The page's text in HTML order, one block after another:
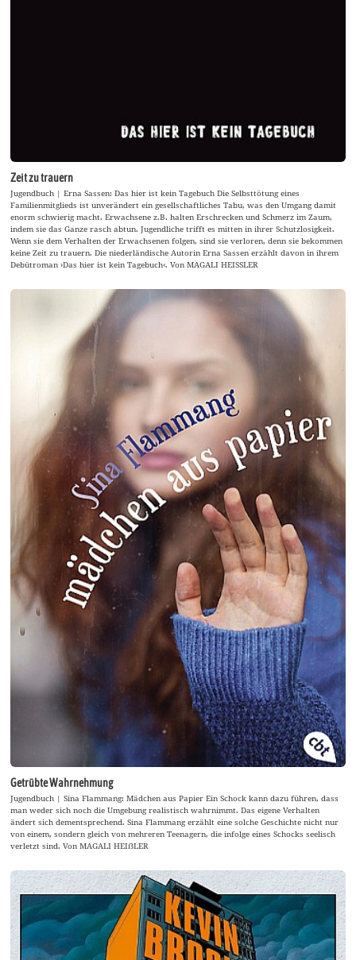
Zeit zu trauern
Jugendbuch | Erna Sassen: Das hier ist kein Tagebuch Die Selbsttötung eines
Familienmitglieds ist unverändert ein gesellschaftliches Tabu, was den Umgang damit
enorm schwierig macht. Erwachsene z.B. halten Erschrecken und Schmerz im Zaum,
indem sie das Ganze rasch abtun. Jugendliche trifft es mitten in ihrer Schutzlosigkeit.
Wenn sie dem Verhalten der Erwachsenen folgen, sind sie verloren, denn sie bekommen
keine Zeit zu trauern. Die niederländische Autorin Erna Sassen erzählt davon in ihrem
Debütroman ›Das hier ist kein Tagebuch‹. Von MAGALI HEISSLER
Getrübte Wahrnehmung
Jugendbuch | Sina Flammang: Mädchen aus Papier Ein Schock kann dazu führen, dass
man weder sich noch die Umgebung realistisch wahrnimmt. Das eigene Verhalten
ändert sich dementsprechend. Sina Flammang erzählt eine solche Geschichte nicht nur
von einem, sondern gleich von mehreren Teenagern, die infolge eines Schocks seelisch
verletzt sind. Von MAGALI HEIẞLER